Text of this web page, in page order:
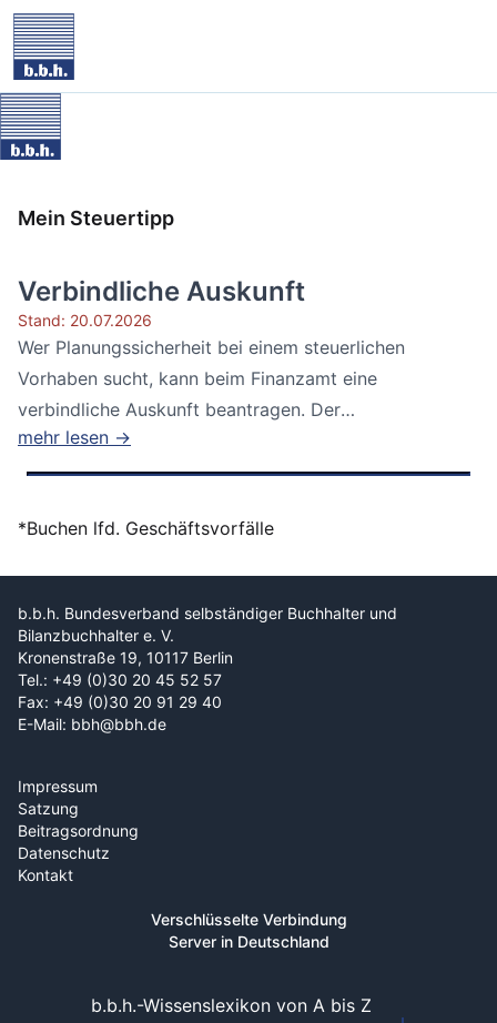
Mein Steuertipp
Verbindliche Auskunft
Stand: 20.07.2026
Wer Planungssicherheit bei einem steuerlichen
Vorhaben sucht, kann beim Finanzamt eine
verbindliche Auskunft beantragen. Der
Bundesfinanzhof...
mehr lesen →
*Buchen lfd. Geschäftsvorfälle
b.b.h. Bundesverband selbständiger Buchhalter und
Bilanzbuchhalter e. V.
Kronenstraße 19, 10117 Berlin
Tel.: +49 (0)30 20 45 52 57
Fax: +49 (0)30 20 91 29 40
E-Mail: bbh@bbh.de
Impressum
Satzung
Beitragsordnung
Datenschutz
Kontakt
Verschlüsselte Verbindung
Server in Deutschland
b.b.h.-Wissenslexikon von A bis Z